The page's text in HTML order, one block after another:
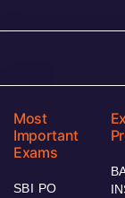
Most
Important
Exams
SBI PO